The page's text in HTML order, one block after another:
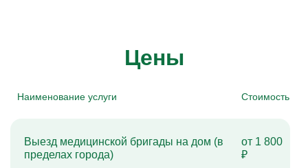
Цены
Наименование услуги Стоимость
Выезд медицинской бригады на дом (в
пределах города)
от 1 800
₽